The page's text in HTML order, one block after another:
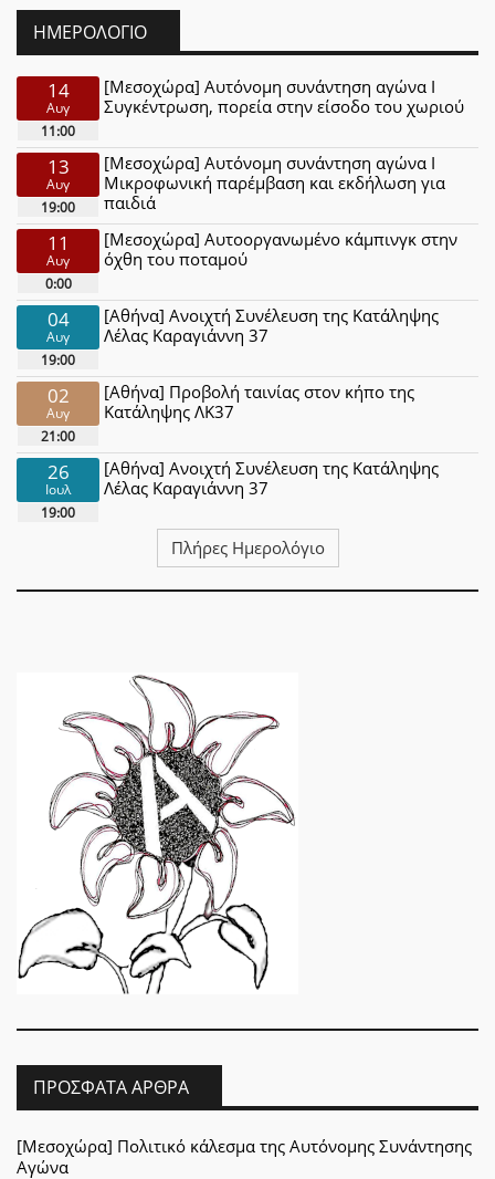
ΗΜΕΡΟΛΌΓΙΟ
14
Αυγ
11:00
[Μεσοχώρα] Αυτόνομη συνάντηση αγώνα Ι
Συγκέντρωση, πορεία στην είσοδο του χωριού
13
Αυγ
19:00
[Μεσοχώρα] Αυτόνομη συνάντηση αγώνα Ι
Μικροφωνική παρέμβαση και εκδήλωση για
παιδιά
11
Αυγ
0:00
[Μεσοχώρα] Αυτοοργανωμένο κάμπινγκ στην
όχθη του ποταμού
04
Αυγ
19:00
[Αθήνα] Ανοιχτή Συνέλευση της Κατάληψης
Λέλας Καραγιάννη 37
02
Αυγ
21:00
[Αθήνα] Προβολή ταινίας στον κήπο της
Κατάληψης ΛΚ37
26
Ιουλ
19:00
[Αθήνα] Ανοιχτή Συνέλευση της Κατάληψης
Λέλας Καραγιάννη 37
Πλήρες Ημερολόγιο
ΠΡΌΣΦΑΤΑ ΆΡΘΡΑ
[Μεσοχώρα] Πολιτικό κάλεσμα της Αυτόνομης Συνάντησης
Αγώνα